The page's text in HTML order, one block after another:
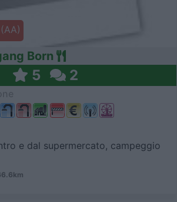
Born
5 2
e dal supermercato, campeggio